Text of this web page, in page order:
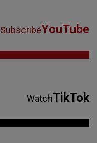
SubscribeYouTube
WatchTikTok